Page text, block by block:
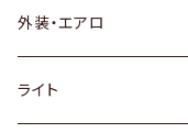
トヨタ
ホンダ
外装・エアロ
トヨタ
ライト